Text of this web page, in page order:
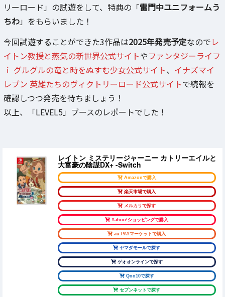
リーロード」の試遊をして、特典の「雷門中ユニフォームう
ちわ」をもらいました！
今回試遊することができた3作品は2025年発売予定なのでレ
イトン教授と蒸気の新世界公式サイトやファンタジーライフ
ｉ グルグルの竜と時をぬすむ少女公式サイト、 イナズマイ
レブン 英雄たちのヴィクトリーロード公式サイトで続報を
確認しつつ発売を待ちましょう！
以上、「LEVEL5」ブースのレポートでした！
レイトン ミステリージャーニー カトリーエイルと
大富豪の陰謀DX+ -Switch
Amazonで購入
楽天市場で購入
メルカリで探す
Yahoo!ショッピングで購入
au PAYマーケットで購入
ヤマダモールで探す
ゲオオンラインで探す
Qoo10で探す
セブンネットで探す